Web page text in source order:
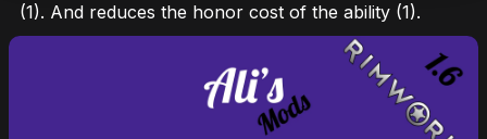
(1). And reduces the honor cost of the ability (1).